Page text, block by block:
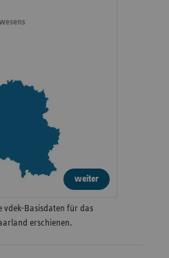
weiter
vdek-Basisdaten für das
erschienen.